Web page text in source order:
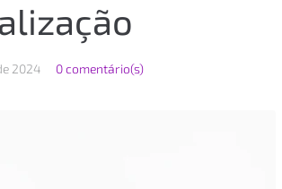
2024 0 comentário(s)